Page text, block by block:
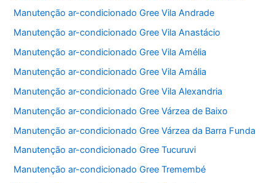
Manutenção ar-condicionado Gree Vila Andrade
Manutenção ar-condicionado Gree Vila Anastácio
Manutenção ar-condicionado Gree Vila Amélia
Manutenção ar-condicionado Gree Vila Amália
Manutenção ar-condicionado Gree Vila Alexandria
Manutenção ar-condicionado Gree Várzea de Baixo
Manutenção ar-condicionado Gree Várzea da Barra Funda
Manutenção ar-condicionado Gree Tucuruvi
Manutenção ar-condicionado Gree Tremembé